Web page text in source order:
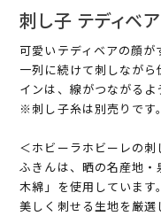
刺し子 テディベア
可愛いテディベアの顔
一列に続けて刺しなが
インは、線がつながるよ
※刺し子糸は別売りです。
＜ホビーラホビーレの刺
ふきんは、晒の名産地
木綿」を使用しています
美しく刺せる生地を厳